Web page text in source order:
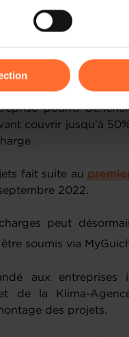
et notre
Politique
5 millions d’euros
électriques,
de sa taille, toute
de
pourra
couvrir jusqu'à
fait suite au
2022.
peut
soumis via
aux
et de la Klima-
des projets.